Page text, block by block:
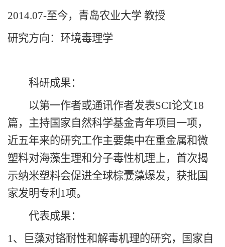
2014.07-至今，青岛农业大学 教授
研究方向：环境毒理学
科研成果：
以第一作者或通讯作者发表SCI论文18
篇，主持国家自然科学基金青年项目一项，
近五年来的研究工作主要集中在重金属和微
塑料对海藻生理和分子毒性机理上，首次揭
示纳米塑料会促进全球棕囊藻爆发，获批国
家发明专利1项。
代表成果：
1、巨藻对铬耐性和解毒机理的研究，国家自